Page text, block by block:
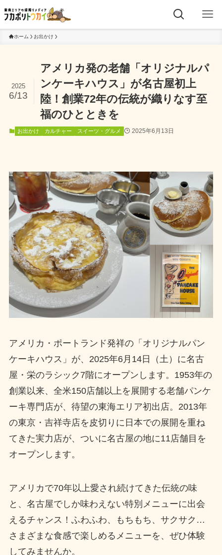
ホーム お出かけ
アメリカ発の老舗「オリジナルパ
ンケーキハウス」が名古屋初上
陸！創業72年の伝統が織りなす至
福のひとときを
2025
6/13
お出かけ カルチャー スイーツ・グルメ 2025年6月13日
アメリカ・ポートランド発祥の「オリジナルパン
ケーキハウス」が、2025年6月14日（土）に名古
屋・栄のラシック7階にオープンします。1953年の
創業以来、全米150店舗以上を展開する老舗パンケ
ーキ専門店が、待望の東海エリア初出店。2013年
の東京・吉祥寺店を皮切りに日本での展開を重ね
てきた実力店が、ついに名古屋の地に11店舗目を
オープンします。
アメリカで70年以上愛され続けてきた伝統の味
と、名古屋でしか味わえない特別メニューに出会
えるチャンス！ふわふわ、もちもち、サクサク…
さまざまな食感で楽しめるメニューを、ぜひ体験
してみませんか。